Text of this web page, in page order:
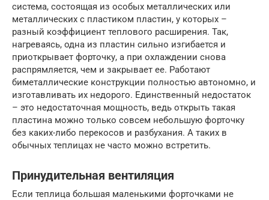
система, состоящая из особых металлических или
металлических с пластиком пластин, у которых –
разный коэффициент теплового расширения. Так,
нагреваясь, одна из пластин сильно изгибается и
приоткрывает форточку, а при охлаждении снова
распрямляется, чем и закрывает ее. Работают
биметаллические конструкции полностью автономно, и
изготавливать их недорого. Единственный недостаток
– это недостаточная мощность, ведь открыть такая
пластина можно только совсем небольшую форточку
без каких-либо перекосов и разбухания. А таких в
обычных теплицах не часто можно встретить.
Принудительная вентиляция
Если теплица большая маленькими форточками не